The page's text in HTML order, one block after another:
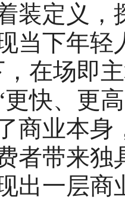
装定义，
当下年
，在场即
快、更
商业本身
者带来
出一层商